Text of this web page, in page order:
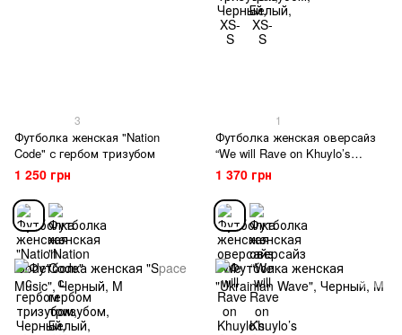
3
Футболка женская "Nation
Code" с гербом тризубом
1 250 грн
1
Футболка женская оверсайз
“We will Rave on Khuylo’s
Grave”
1 370 грн